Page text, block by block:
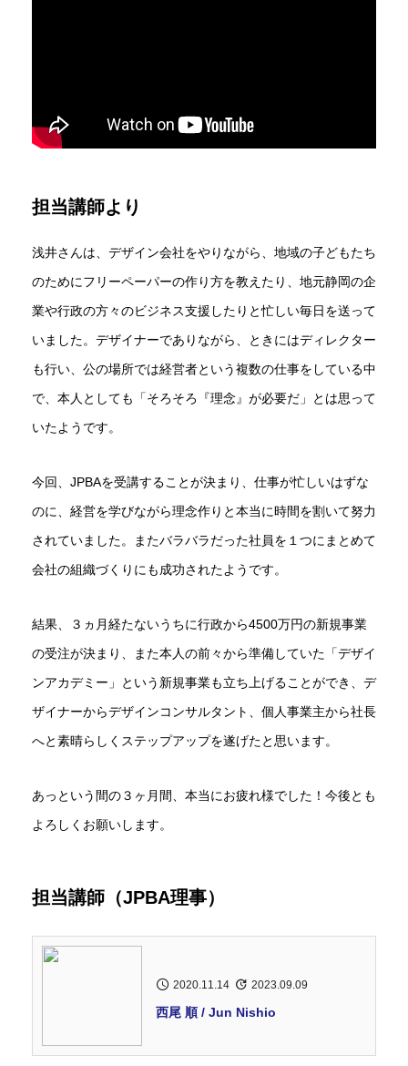
担当講師より
浅井さんは、デザイン会社をやりながら、地域の子どもたち
のためにフリーペーパーの作り方を教えたり、地元静岡の企
業や行政の方々のビジネス支援したりと忙しい毎日を送って
いました。デザイナーでありながら、ときにはディレクター
も行い、公の場所では経営者という複数の仕事をしている中
で、本人としても「そろそろ『理念』が必要だ」とは思って
いたようです。
今回、JPBAを受講することが決まり、仕事が忙しいはずな
のに、経営を学びながら理念作りと本当に時間を割いて努力
されていました。またバラバラだった社員を１つにまとめて
会社の組織づくりにも成功されたようです。
結果、３ヵ月経たないうちに行政から4500万円の新規事業
の受注が決まり、また本人の前々から準備していた「デザイ
ンアカデミー」という新規事業も立ち上げることができ、デ
ザイナーからデザインコンサルタント、個人事業主から社長
へと素晴らしくステップアップを遂げたと思います。
あっという間の３ヶ月間、本当にお疲れ様でした！今後とも
よろしくお願いします。
担当講師（JPBA理事）
2020.11.14 2023.09.09
西尾 順 / Jun Nishio